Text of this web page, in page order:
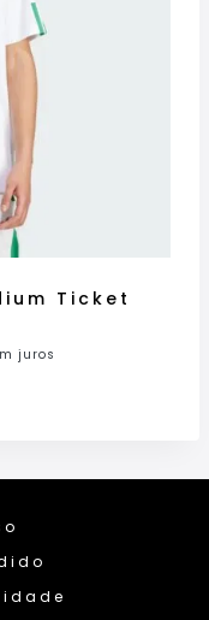
Ticket
juros